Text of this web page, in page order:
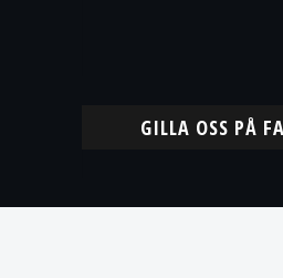
GILLA OSS PÅ